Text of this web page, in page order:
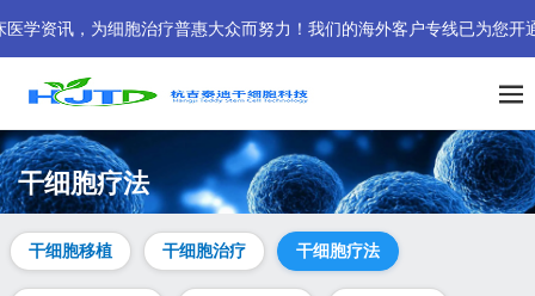
，为细胞治疗普惠大众而努力！我们的海外客户专线已为您开通。欢
干细胞疗法
干细胞移植 干细胞治疗 干细胞疗法